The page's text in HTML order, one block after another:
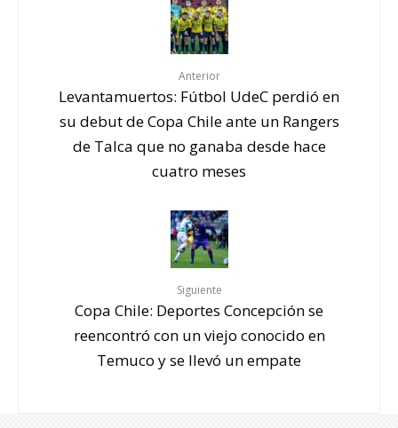
Anterior
Levantamuertos: Fútbol UdeC perdió en
su debut de Copa Chile ante un Rangers
de Talca que no ganaba desde hace
cuatro meses
Siguiente
Copa Chile: Deportes Concepción se
reencontró con un viejo conocido en
Temuco y se llevó un empate